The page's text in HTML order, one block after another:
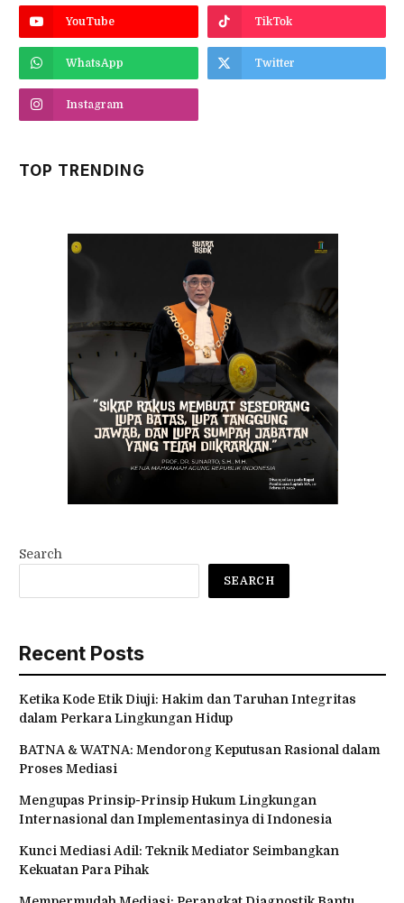
YouTube TikTok
WhatsApp Twitter
Instagram
TOP TRENDING
Search
SEARCH
Recent Posts
Ketika Kode Etik Diuji: Hakim dan Taruhan Integritas
dalam Perkara Lingkungan Hidup
BATNA & WATNA: Mendorong Keputusan Rasional dalam
Proses Mediasi
Mengupas Prinsip-Prinsip Hukum Lingkungan
Internasional dan Implementasinya di Indonesia
Kunci Mediasi Adil: Teknik Mediator Seimbangkan
Kekuatan Para Pihak